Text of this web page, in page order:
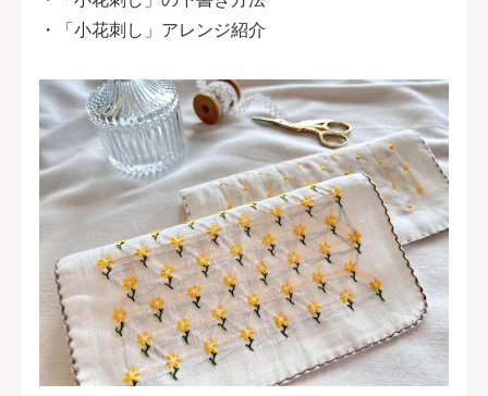
・「小花刺し」アレンジ紹介